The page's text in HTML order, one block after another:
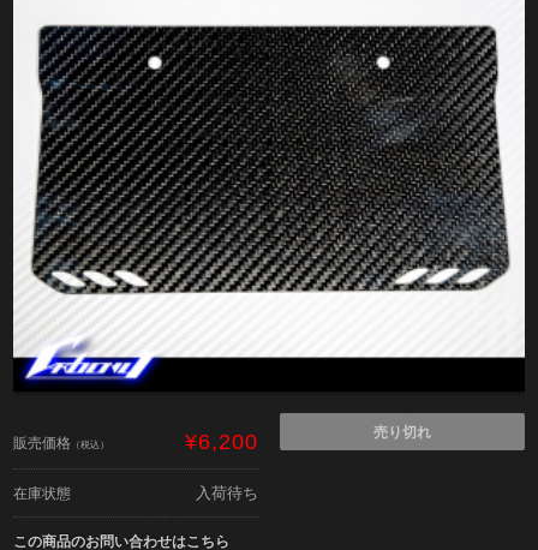
販売価格 （税込） ¥6,200
在庫状態 入荷待ち
この商品のお問い合わせはこちら
売り切れ